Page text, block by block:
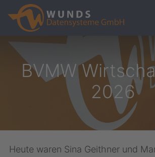
BVMW
2026
Heute waren Sina Geithner und